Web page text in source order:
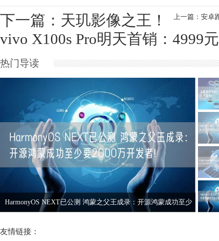
上一篇：安卓
下一篇：天玑影像之王！
vivo X100s Pro明天首销：4999
热门导读
友情链接：